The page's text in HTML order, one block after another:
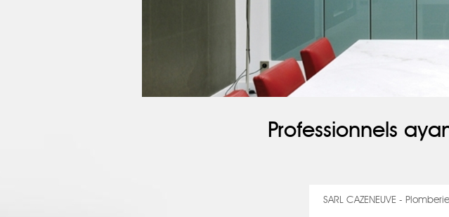
Professionnels
SARL CAZENEUVE - Plomberie